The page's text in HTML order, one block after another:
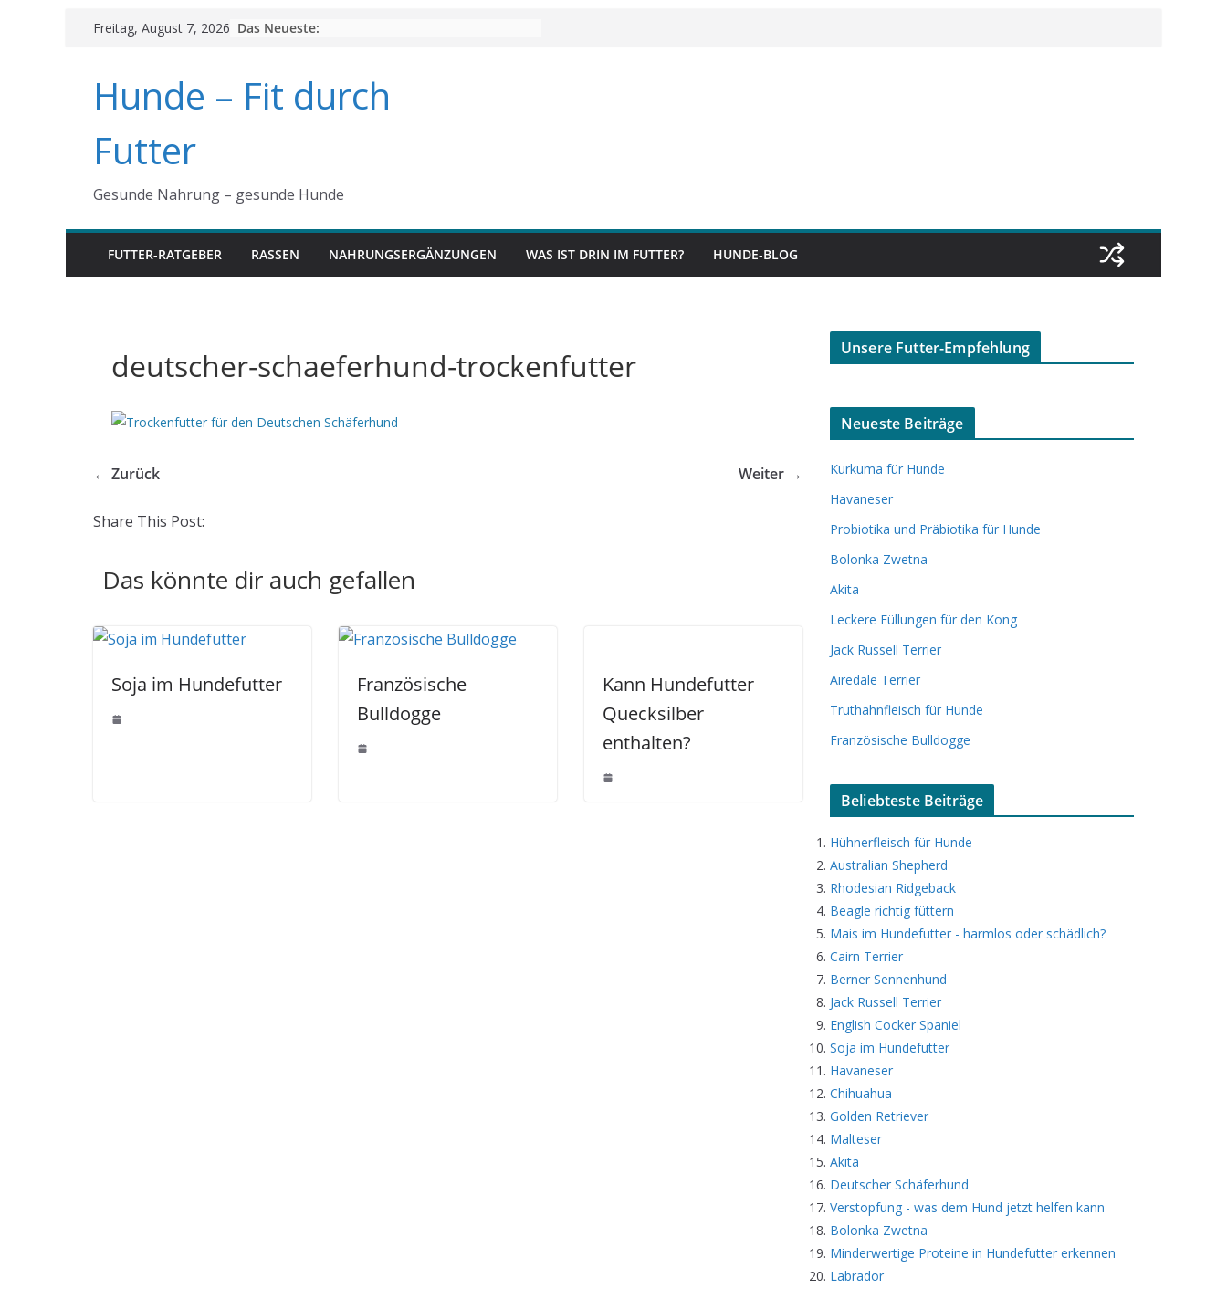
Freitag, August 7, 2026 Das Neueste:
Hunde – Fit durch
Futter
Gesunde Nahrung – gesunde Hunde
FUTTER-RATGEBER RASSEN NAHRUNGSERGÄNZUNGEN WAS IST DRIN IM FUTTER? HUNDE-BLOG
deutscher-schaeferhund-trockenfutter
← Zurück Weiter →
Share This Post:
Das könnte dir auch gefallen
Soja im Hundefutter
Französische
Bulldogge
Kann Hundefutter
Quecksilber
enthalten?
Unsere Futter-Empfehlung
Neueste Beiträge
Kurkuma für Hunde
Havaneser
Probiotika und Präbiotika für Hunde
Bolonka Zwetna
Akita
Leckere Füllungen für den Kong
Jack Russell Terrier
Airedale Terrier
Truthahnfleisch für Hunde
Französische Bulldogge
Beliebteste Beiträge
Hühnerfleisch für Hunde
Australian Shepherd
Rhodesian Ridgeback
Beagle richtig füttern
Mais im Hundefutter - harmlos oder schädlich?
Cairn Terrier
Berner Sennenhund
Jack Russell Terrier
English Cocker Spaniel
Soja im Hundefutter
Havaneser
Chihuahua
Golden Retriever
Malteser
Akita
Deutscher Schäferhund
Verstopfung - was dem Hund jetzt helfen kann
Bolonka Zwetna
Minderwertige Proteine in Hundefutter erkennen
Labrador